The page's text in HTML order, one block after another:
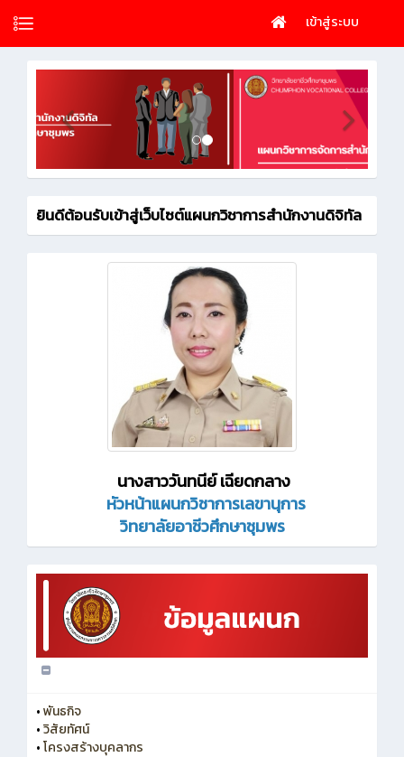
เข้าสู่ระบบ
ยินดีต้อนรับเข้าสู่เว็บไซต์แผนกวิชาการสำนักงานดิจิทัล
หัวหน้าแผนกวิชาการเลขานุการ
วิทยาลัยอาชีวศึกษาชุมพร